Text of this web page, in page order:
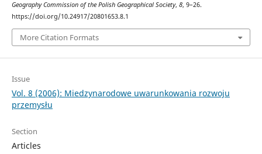
Geography Commission of the Polish Geographical Society, 8, 9–26.
https://doi.org/10.24917/20801653.8.1
More Citation Formats
Issue
Vol. 8 (2006): Miedzynarodowe uwarunkowania rozwoju
przemysłu
Section
Articles